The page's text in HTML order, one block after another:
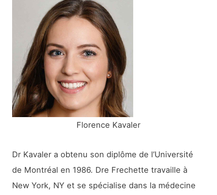
:
Florence Kavaler
Dr Kavaler a obtenu son diplôme de l’Université
de Montréal en 1986. Dre Frechette travaille à
New York, NY et se spécialise dans la médecine